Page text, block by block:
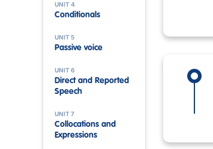
UNIT 4
Conditionals
UNIT 5
Passive voice
UNIT 6
Direct and Reported
Speech
UNIT 7
Collocations and
Expressions